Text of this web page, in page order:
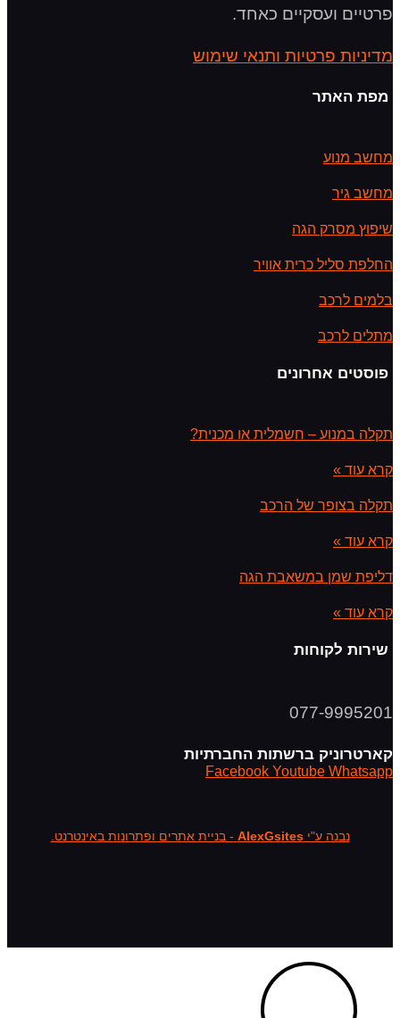
פרטיים ועסקיים כאחד.
מדיניות פרטיות ותנאי שימוש
מפת האתר
מחשב מנוע
מחשב גיר
שיפוץ מסרק הגה
החלפת סליל כרית אוויר
בלמים לרכב
מתלים לרכב
פוסטים אחרונים
תקלה במנוע – חשמלית או מכנית?
קרא עוד »
תקלה בצופר של הרכב
קרא עוד »
דליפת שמן במשאבת הגה
קרא עוד »
שירות לקוחות
077-9995201
קארטרוניק ברשתות החברתיות
Facebook Youtube Whatsapp
נבנה ע"יAlexGsites - בניית אתרים ופתרונות באינטרנט.